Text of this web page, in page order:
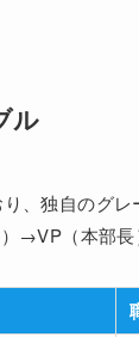
ル
、独自のグ
（本部長